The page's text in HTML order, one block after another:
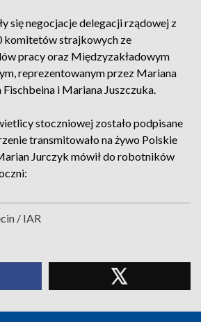
się negocjacje delegacji rządowej z
komitetów strajkowych ze
pracy oraz Międzyzakładowym
reprezentowanym przez Mariana
i Mariana Juszczuka.
stoczniowej zostało podpisane
transmitowało na żywo Polskie
Jurczyk mówił do robotników
/ IAR